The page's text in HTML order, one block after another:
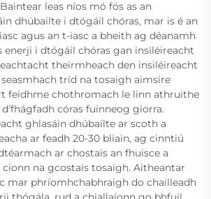
leas níos mó fós as an
dhúbailte i dtógáil chóras, mar is é an
agus an t-iasc a bheith ag déanamh
enerji i dtógáil chóras gan insiléireacht
theirmheach den insiléireacht
tríd na tosaigh aimsire
feidhme chothromach le linn athruithe
córas fuinneog giorra.
ghlasáin dhúbailte ar scoth a
ar feadh 20-30 bliain, ag cinntiú
ar chostais an fhuisce a
na gcostais tosaigh. Aitheantar
mar phríomhchabhraigh do chailleadh